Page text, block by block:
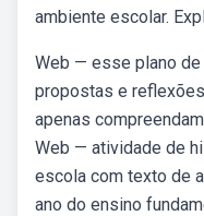
ambiente escolar.
Web — esse plano
propostas e
apenas
Web — atividade de
escola com texto de
ano do ensino